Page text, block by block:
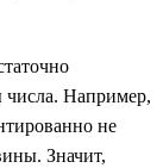
числа. Например,
не
Значит,